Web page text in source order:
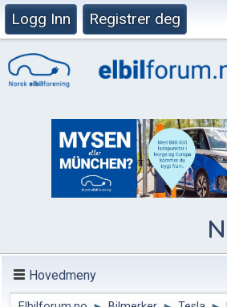
Logg Inn Registrer deg
Hovedmeny